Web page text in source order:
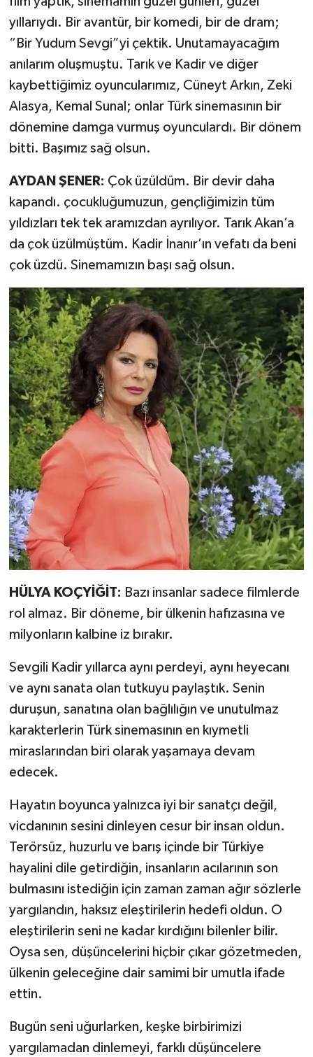
yıllarıydı. Bir avantür, bir komedi, bir de dram;
“Bir Yudum Sevgi”yi çektik. Unutamayacağım
anılarım oluşmuştu. Tarık ve Kadir ve diğer
kaybettiğimiz oyuncularımız, Cüneyt Arkın, Zeki
Alasya, Kemal Sunal; onlar Türk sinemasının bir
dönemine damga vurmuş oyunculardı. Bir dönem
bitti. Başımız sağ olsun.
AYDAN ŞENER: Çok üzüldüm. Bir devir daha
kapandı. çocukluğumuzun, gençliğimizin tüm
yıldızları tek tek aramızdan ayrılıyor. Tarık Akan’a
da çok üzülmüştüm. Kadir İnanır’ın vefatı da beni
çok üzdü. Sinemamızın başı sağ olsun.
HÜLYA KOÇYİĞİT: Bazı insanlar sadece filmlerde
rol almaz. Bir döneme, bir ülkenin hafızasına ve
milyonların kalbine iz bırakır.
Sevgili Kadir yıllarca aynı perdeyi, aynı heyecanı
ve aynı sanata olan tutkuyu paylaştık. Senin
duruşun, sanatına olan bağlılığın ve unutulmaz
karakterlerin Türk sinemasının en kıymetli
miraslarından biri olarak yaşamaya devam
edecek.
Hayatın boyunca yalnızca iyi bir sanatçı değil,
vicdanının sesini dinleyen cesur bir insan oldun.
Terörsüz, huzurlu ve barış içinde bir Türkiye
hayalini dile getirdiğin, insanların acılarının son
bulmasını istediğin için zaman zaman ağır sözlerle
yargılandın, haksız eleştirilerin hedefi oldun. O
eleştirilerin seni ne kadar kırdığını bilenler bilir.
Oysa sen, düşüncelerini hiçbir çıkar gözetmeden,
ülkenin geleceğine dair samimi bir umutla ifade
ettin.
Bugün seni uğurlarken, keşke birbirimizi
yargılamadan dinlemeyi, farklı düşüncelere